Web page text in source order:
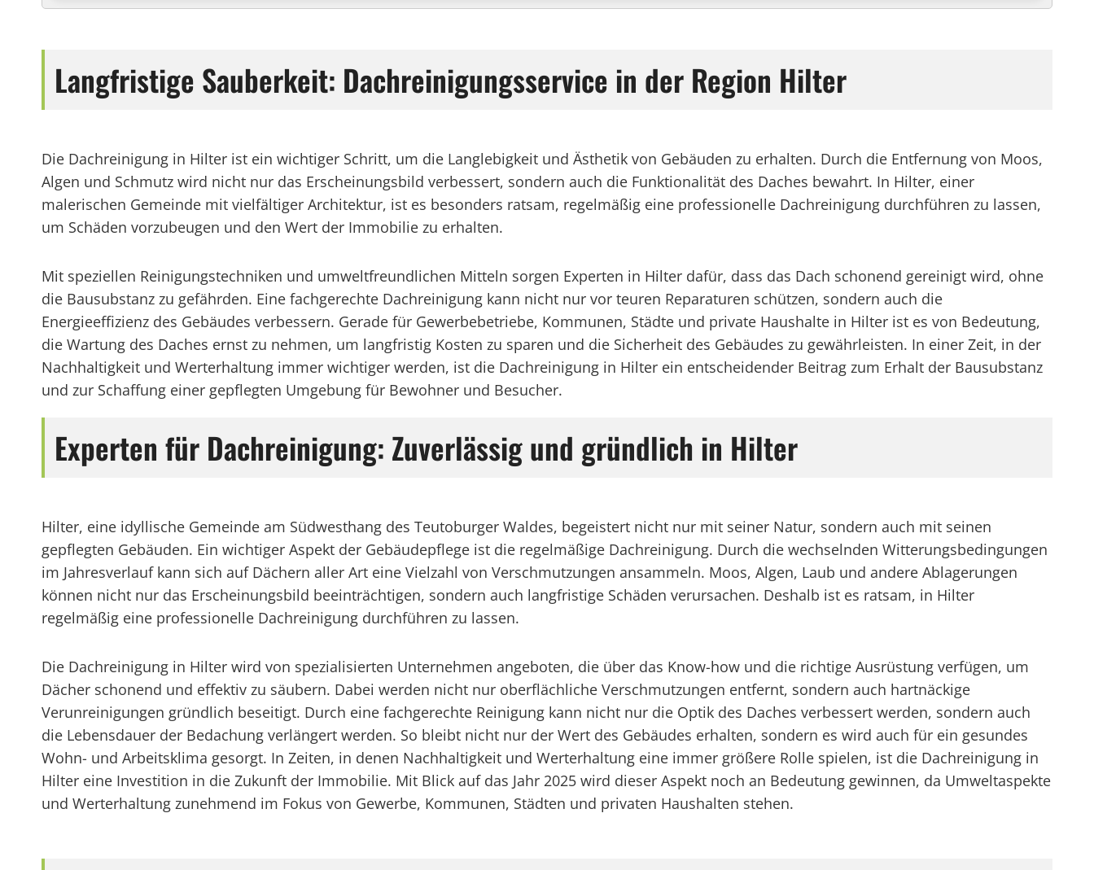
Langfristige Sauberkeit: Dachreinigungsservice in der Region Hilter
Die Dachreinigung in Hilter ist ein wichtiger Schritt, um die Langlebigkeit und Ästhetik von Gebäuden zu erhalten. Durch die Entfernung von Moos,
Algen und Schmutz wird nicht nur das Erscheinungsbild verbessert, sondern auch die Funktionalität des Daches bewahrt. In Hilter, einer
malerischen Gemeinde mit vielfältiger Architektur, ist es besonders ratsam, regelmäßig eine professionelle Dachreinigung durchführen zu lassen,
um Schäden vorzubeugen und den Wert der Immobilie zu erhalten.
Mit speziellen Reinigungstechniken und umweltfreundlichen Mitteln sorgen Experten in Hilter dafür, dass das Dach schonend gereinigt wird, ohne
die Bausubstanz zu gefährden. Eine fachgerechte Dachreinigung kann nicht nur vor teuren Reparaturen schützen, sondern auch die
Energieeffizienz des Gebäudes verbessern. Gerade für Gewerbebetriebe, Kommunen, Städte und private Haushalte in Hilter ist es von Bedeutung,
die Wartung des Daches ernst zu nehmen, um langfristig Kosten zu sparen und die Sicherheit des Gebäudes zu gewährleisten. In einer Zeit, in der
Nachhaltigkeit und Werterhaltung immer wichtiger werden, ist die Dachreinigung in Hilter ein entscheidender Beitrag zum Erhalt der Bausubstanz
und zur Schaffung einer gepflegten Umgebung für Bewohner und Besucher.
Experten für Dachreinigung: Zuverlässig und gründlich in Hilter
Hilter, eine idyllische Gemeinde am Südwesthang des Teutoburger Waldes, begeistert nicht nur mit seiner Natur, sondern auch mit seinen
gepflegten Gebäuden. Ein wichtiger Aspekt der Gebäudepflege ist die regelmäßige Dachreinigung. Durch die wechselnden Witterungsbedingungen
im Jahresverlauf kann sich auf Dächern aller Art eine Vielzahl von Verschmutzungen ansammeln. Moos, Algen, Laub und andere Ablagerungen
können nicht nur das Erscheinungsbild beeinträchtigen, sondern auch langfristige Schäden verursachen. Deshalb ist es ratsam, in Hilter
regelmäßig eine professionelle Dachreinigung durchführen zu lassen.
Die Dachreinigung in Hilter wird von spezialisierten Unternehmen angeboten, die über das Know-how und die richtige Ausrüstung verfügen, um
Dächer schonend und effektiv zu säubern. Dabei werden nicht nur oberflächliche Verschmutzungen entfernt, sondern auch hartnäckige
Verunreinigungen gründlich beseitigt. Durch eine fachgerechte Reinigung kann nicht nur die Optik des Daches verbessert werden, sondern auch
die Lebensdauer der Bedachung verlängert werden. So bleibt nicht nur der Wert des Gebäudes erhalten, sondern es wird auch für ein gesundes
Wohn- und Arbeitsklima gesorgt. In Zeiten, in denen Nachhaltigkeit und Werterhaltung eine immer größere Rolle spielen, ist die Dachreinigung in
Hilter eine Investition in die Zukunft der Immobilie. Mit Blick auf das Jahr 2025 wird dieser Aspekt noch an Bedeutung gewinnen, da Umweltaspekte
und Werterhaltung zunehmend im Fokus von Gewerbe, Kommunen, Städten und privaten Haushalten stehen.